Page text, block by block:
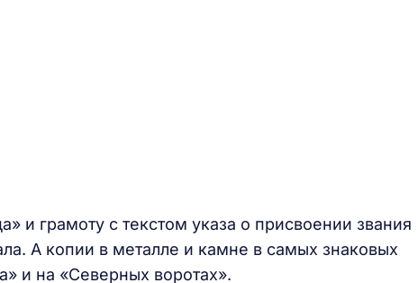
и грамоту с текстом указа о присвоении звания
А копии в металле и камне в самых знаковых
и на «Северных воротах».